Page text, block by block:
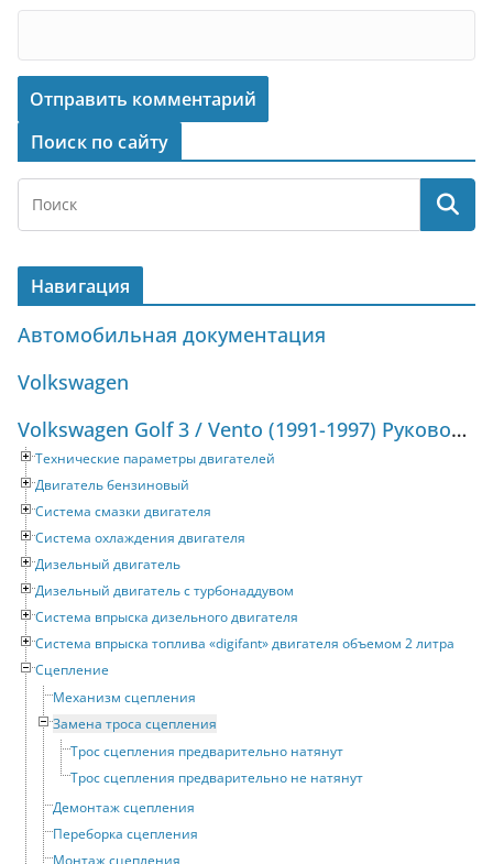
Поиск по сайту
Навигация
Автомобильная документация
Volkswagen
Volkswagen Golf 3 / Vento (1991-1997) Руководство по ремонту и техническому обслуживанию
Технические параметры двигателей
Двигатель бензиновый
Система смазки двигателя
Система охлаждения двигателя
Дизельный двигатель
Дизельный двигатель с турбонаддувом
Система впрыска дизельного двигателя
Система впрыска топлива «digifant» двигателя объемом 2 литра
Сцепление
Механизм сцепления
Замена троса сцепления
Трос сцепления предварительно натянут
Трос сцепления предварительно не натянут
Демонтаж сцепления
Переборка сцепления